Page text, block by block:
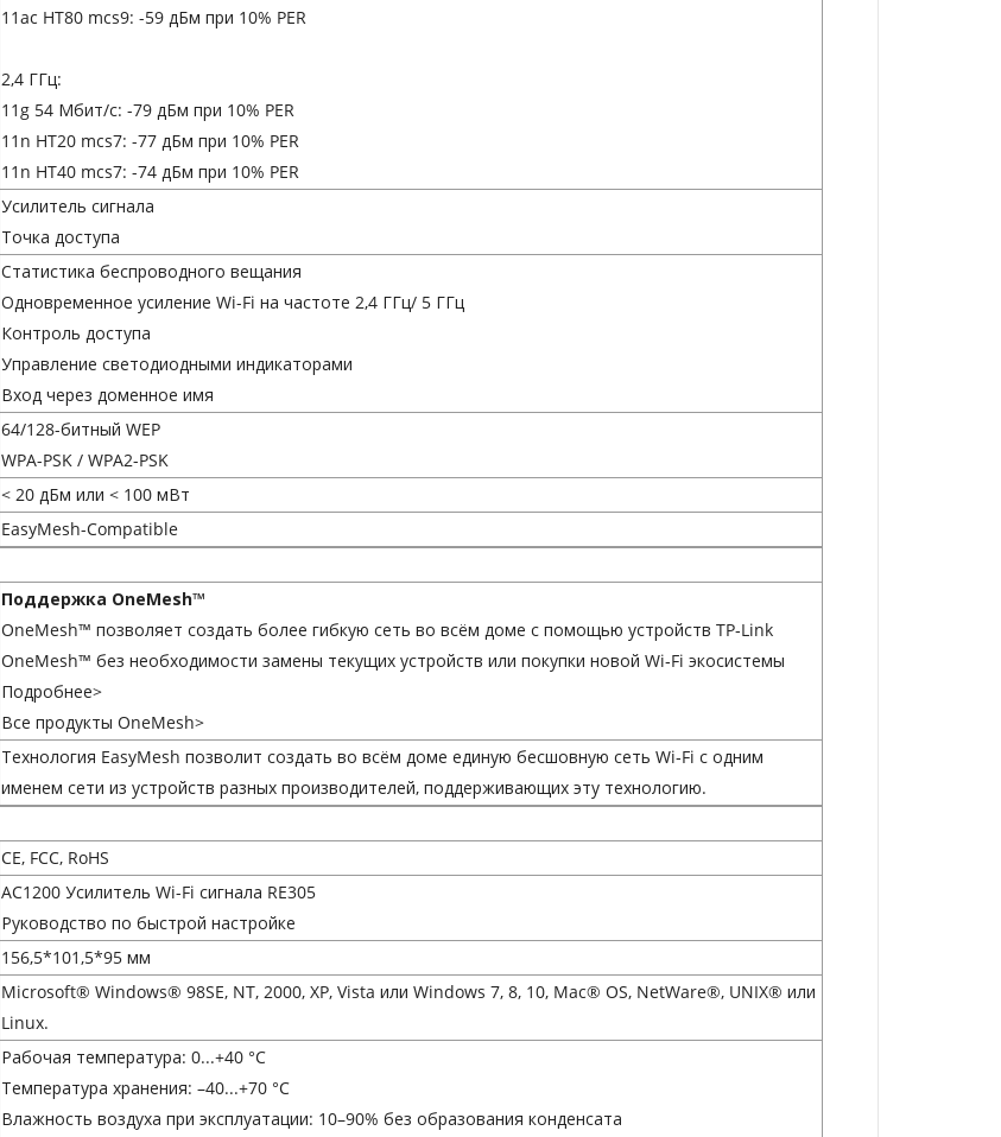
11ac HT80 mcs9: -59 дБм при 10% PER
2,4 ГГц:
11g 54 Мбит/с: -79 дБм при 10% PER
11n HT20 mcs7: -77 дБм при 10% PER
11n HT40 mcs7: -74 дБм при 10% PER
Усилитель сигнала
Точка доступа
Статистика беспроводного вещания
Одновременное усиление Wi-Fi на частоте 2,4 ГГц/ 5 ГГц
Контроль доступа
Управление светодиодными индикаторами
Вход через доменное имя
64/128-битный WEP
WPA-PSK / WPA2-PSK
< 20 дБм или < 100 мВт
EasyMesh-Compatible
Поддержка OneMesh™
OneMesh™ позволяет создать более гибкую сеть во всём доме с помощью устройств TP‑Link
OneMesh™ без необходимости замены текущих устройств или покупки новой Wi‑Fi экосистемы
Подробнее>
Все продукты OneMesh>
Технология EasyMesh позволит создать во всём доме единую бесшовную сеть Wi‑Fi с одним
именем сети из устройств разных производителей, поддерживающих эту технологию.
CE, FCC, RoHS
AC1200 Усилитель Wi-Fi сигнала RE305
Руководство по быстрой настройке
156,5*101,5*95 мм
Microsoft® Windows® 98SE, NT, 2000, XP, Vista или Windows 7, 8, 10, Mac® OS, NetWare®, UNIX® или
Linux.
Рабочая температура: 0...+40 °C
Температура хранения: –40...+70 °C
Влажность воздуха при эксплуатации: 10–90% без образования конденсата